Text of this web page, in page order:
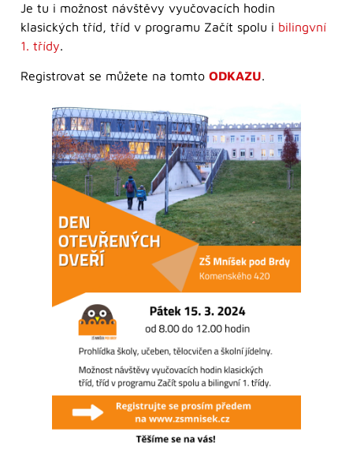
Je tu i možnost návštěvy vyučovacích hodin
klasických tříd, tříd v programu Začít spolu i bilingvní
1. třídy.
Registrovat se můžete na tomto ODKAZU.